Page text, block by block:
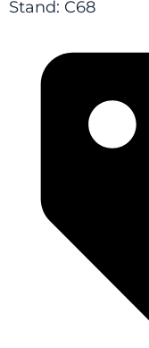
Stand: C68